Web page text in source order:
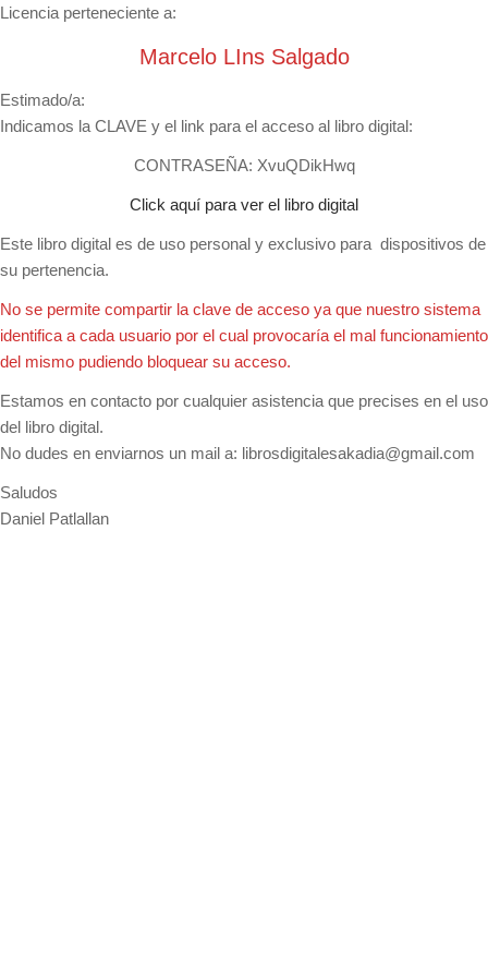
Licencia perteneciente a:
Marcelo LIns Salgado
Estimado/a:
Indicamos la CLAVE y el link para el acceso al libro digital:
CONTRASEÑA: XvuQDikHwq
Click aquí para ver el libro digital
Este libro digital es de uso personal y exclusivo para dispositivos de
su pertenencia.
No se permite compartir la clave de acceso ya que nuestro sistema
identifica a cada usuario por el cual provocaría el mal funcionamiento
del mismo pudiendo bloquear su acceso.
Estamos en contacto por cualquier asistencia que precises en el uso
del libro digital.
No dudes en enviarnos un mail a: librosdigitalesakadia@gmail.com
Saludos
Daniel Patlallan